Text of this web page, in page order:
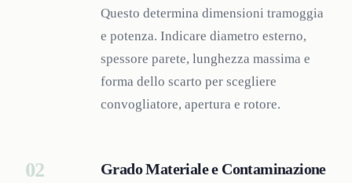
Questo determina dimensioni tramoggia
e potenza. Indicare diametro esterno,
spessore parete, lunghezza massima e
forma dello scarto per scegliere
convogliatore, apertura e rotore.
02 Grado Materiale e Contaminazione